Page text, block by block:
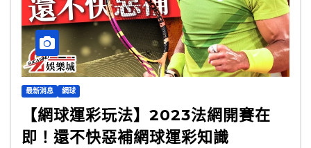
最新消息 網球
【網球運彩玩法】2023法網開賽在
即！還不快惡補網球運彩知識